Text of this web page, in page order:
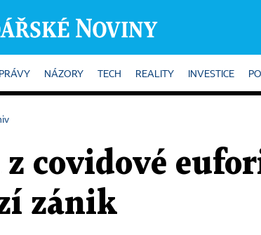
NÁZORY TECH REALITY INVESTICE
z covidové
zánik